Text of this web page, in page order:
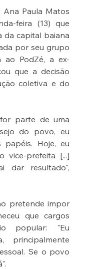
Ana Paula Matos
feira (13) que
da capital baiana
por seu grupo
ao PodZé, a ex-
que a decisão
coletiva e do
parte de uma
do povo, eu
Hoje, eu
vice-prefeita [...]
dar resultado",
pretende impor
que cargos
popular: "Eu
principalmente
Se o povo